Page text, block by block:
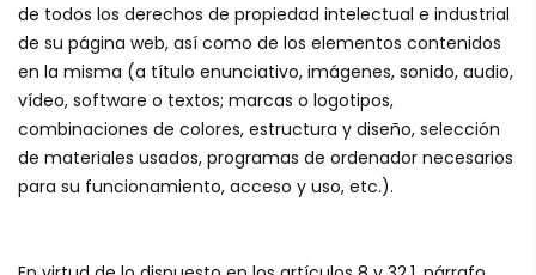
de todos los derechos de propiedad intelectual e industrial
de su página web, así como de los elementos contenidos
en la misma (a título enunciativo, imágenes, sonido, audio,
vídeo, software o textos; marcas o logotipos,
combinaciones de colores, estructura y diseño, selección
de materiales usados, programas de ordenador necesarios
para su funcionamiento, acceso y uso, etc.).